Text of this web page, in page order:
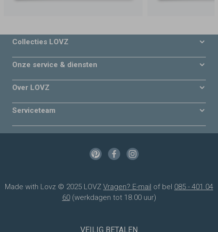
Collecties LOVZ
Onze service & diensten
Over LOVZ
Serviceteam
Made with Lovz © 2025 LOVZ Vragen? E-mail of bel 085 - 401 04
60(werkdagen tot 18.00 uur)
VEILIG BETALEN